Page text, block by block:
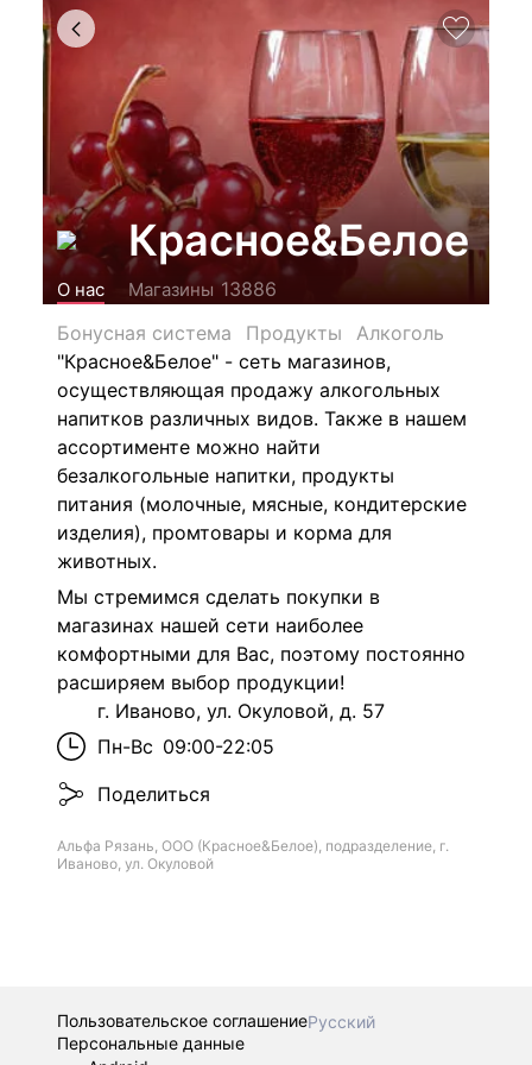
Красное&Белое
О нас Магазины 13886
Бонусная система
Продукты
Алкоголь
"Красное&Белое" - сеть магазинов,
осуществляющая продажу алкогольных
напитков различных видов. Также в нашем
ассортименте можно найти
безалкогольные напитки, продукты
питания (молочные, мясные, кондитерские
изделия), промтовары и корма для
животных.
Мы стремимся сделать покупки в
магазинах нашей сети наиболее
комфортными для Вас, поэтому постоянно
расширяем выбор продукции!
г. Иваново, ул. Окуловой, д. 57
Пн-Вс 09:00-22:05
Поделиться
Альфа Рязань, ООО (Красное&Белое), подразделение, г.
Иваново, ул. Окуловой
Пользовательское соглашениеРусский
Персональные данные